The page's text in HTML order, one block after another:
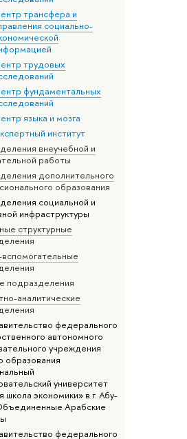
трансфера и
социально-
трудовых
фундаментальных
языка и мозга
институт
внеучебной и
работы
дополнительного
образования
социальной и
инфраструктуры
структурные
подразделения
аналитические
федерального
автономного
учреждения
образования
университет
школа экономики» в г. Абу-
Арабские
федерального